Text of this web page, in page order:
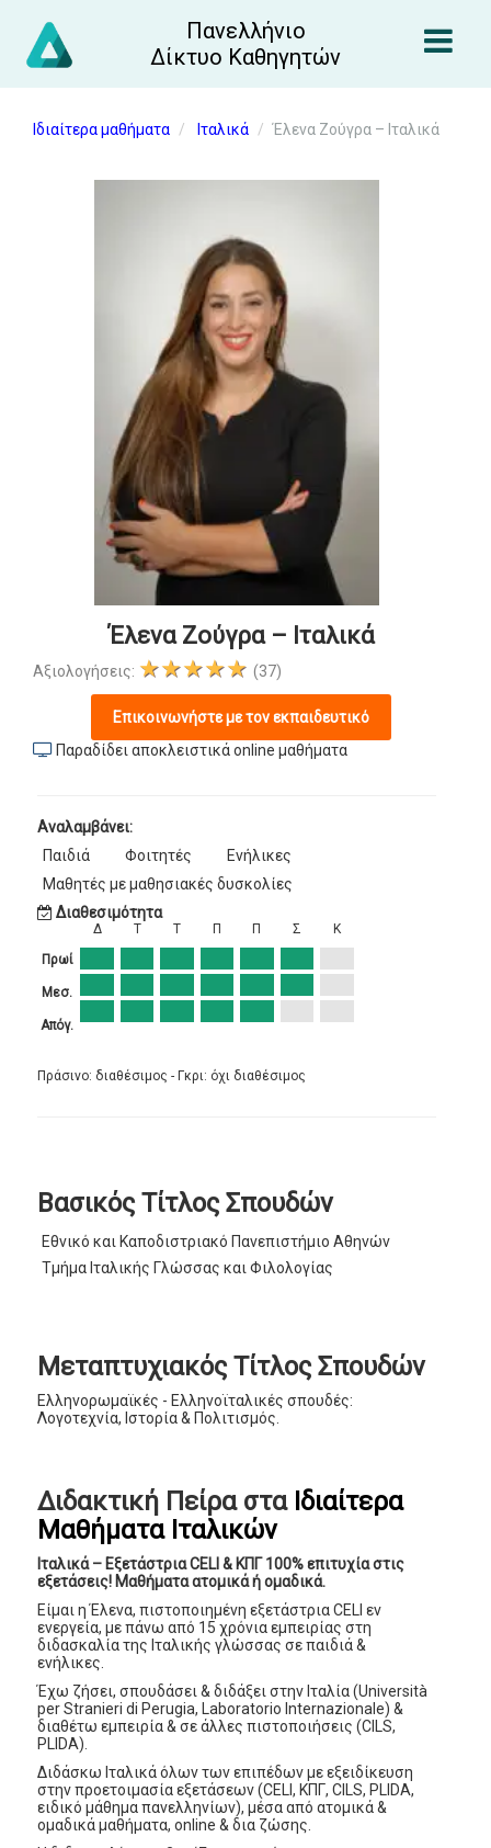
Πανελλήνιο
Δίκτυο Καθηγητών
Ιδιαίτερα μαθήματα Ιταλικά Έλενα Ζούγρα – Ιταλικά
Έλενα Ζούγρα – Ιταλικά
Αξιολογήσεις: ★★★★★ (37)
Επικοινωνήστε με τον εκπαιδευτικό
Παραδίδει αποκλειστικά online μαθήματα
Αναλαμβάνει:
Παιδιά
Φοιτητές
Ενήλικες
Μαθητές με μαθησιακές δυσκολίες
Διαθεσιμότητα
Πρωί
Μεσ.
Απόγ.
Δ Τ Τ Π Π Σ Κ
Πράσινο: διαθέσιμος - Γκρι: όχι διαθέσιμος
Βασικός Τίτλος Σπουδών
Εθνικό και Καποδιστριακό Πανεπιστήμιο Αθηνών
Τμήμα Ιταλικής Γλώσσας και Φιλολογίας
Μεταπτυχιακός Τίτλος Σπουδών
Ελληνορωμαϊκές - Ελληνοϊταλικές σπουδές:
Λογοτεχνία, Ιστορία & Πολιτισμός.
Διδακτική Πείρα στα Ιδιαίτερα
Μαθήματα Ιταλικών
Ιταλικά – Εξετάστρια CELI & ΚΠΓ 100% επιτυχία στις
εξετάσεις! Μαθήματα ατομικά ή ομαδικά.
Είμαι η Έλενα, πιστοποιημένη εξετάστρια CELI εν
ενεργεία, με πάνω από 15 χρόνια εμπειρίας στη
διδασκαλία της Ιταλικής γλώσσας σε παιδιά &
ενήλικες.
Έχω ζήσει, σπουδάσει & διδάξει στην Ιταλία (Università
per Stranieri di Perugia, Laboratorio Internazionale) &
διαθέτω εμπειρία & σε άλλες πιστοποιήσεις (CILS,
PLIDA).
Διδάσκω Ιταλικά όλων των επιπέδων με εξειδίκευση
στην προετοιμασία εξετάσεων (CELI, ΚΠΓ, CILS, PLIDA,
ειδικό μάθημα πανελληνίων), μέσα από ατομικά &
ομαδικά μαθήματα, online & δια ζώσης.